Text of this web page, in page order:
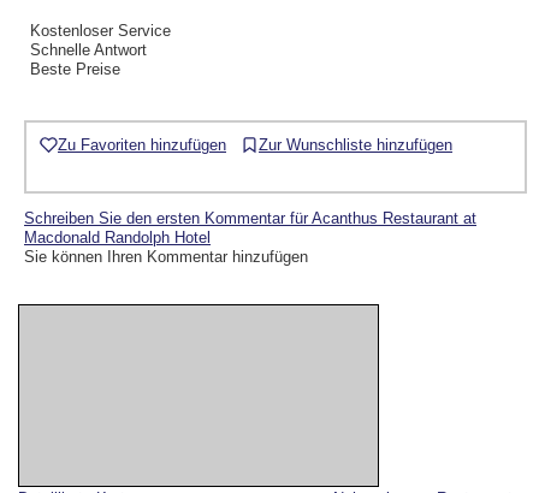
Kostenloser Service
Schnelle Antwort
Beste Preise
Zu Favoriten hinzufügen Zur Wunschliste hinzufügen
Schreiben Sie den ersten Kommentar für Acanthus Restaurant at
Macdonald Randolph Hotel
Sie können Ihren Kommentar hinzufügen